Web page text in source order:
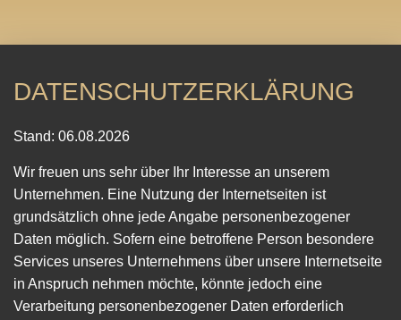
DATENSCHUTZERKLÄRUNG
Stand: 06.08.2026
Wir freuen uns sehr über Ihr Interesse an unserem
Unternehmen. Eine Nutzung der Internetseiten ist
grundsätzlich ohne jede Angabe personenbezogener
Daten möglich. Sofern eine betroffene Person besondere
Services unseres Unternehmens über unsere Internetseite
in Anspruch nehmen möchte, könnte jedoch eine
Verarbeitung personenbezogener Daten erforderlich